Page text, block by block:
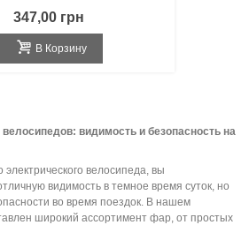
347,00 грн
В Корзину
видимость и безопасность на
велосипеда, вы
видимость в темное время суток, но
во время поездок. В нашем
широкий ассортимент фар, от простых